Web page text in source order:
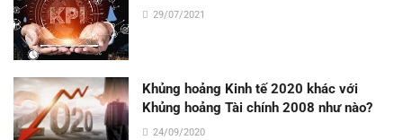
29/07/2021
Khủng hoảng Kinh tế 2020 khác với
Khủng hoảng Tài chính 2008 như nào?
24/09/2020